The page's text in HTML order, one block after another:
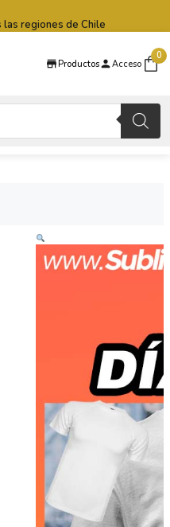
Productos Acceso
0
las regiones de Chile